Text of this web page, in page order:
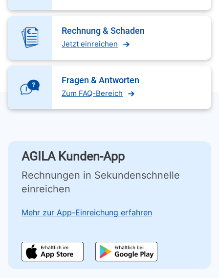
Rechnung & Schaden
Jetzt einreichen
Fragen & Antworten
Zum FAQ-Bereich
AGILA Kunden-App
Rechnungen in Sekundenschnelle
einreichen
Mehr zur App-Einreichung erfahren